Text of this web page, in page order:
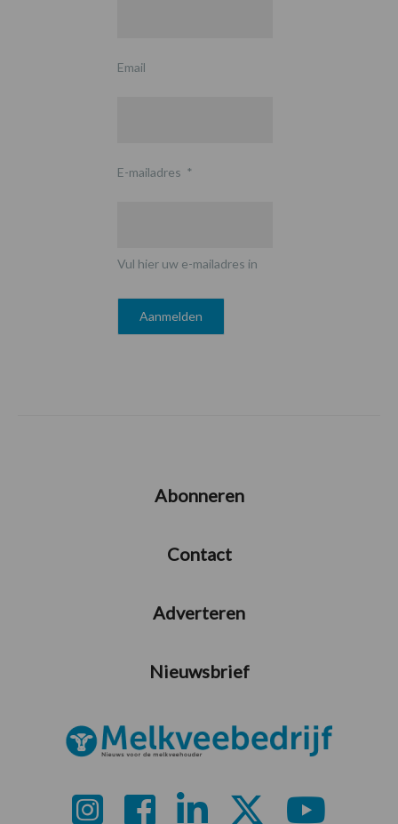
Email
E-mailadres *
Vul hier uw e-mailadres in
Abonneren
Contact
Adverteren
Nieuwsbrief